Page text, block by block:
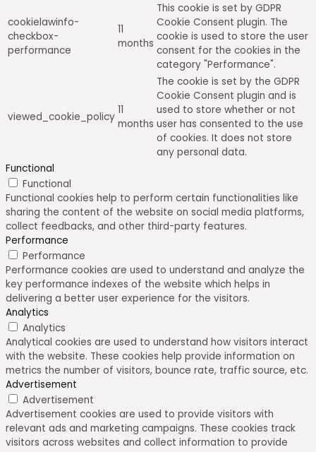
cookielawinfo-
checkbox-
performance
11
months
This cookie is set by GDPR
Cookie Consent plugin. The
cookie is used to store the user
consent for the cookies in the
category "Performance".
viewed_cookie_policy
11
months
The cookie is set by the GDPR
Cookie Consent plugin and is
used to store whether or not
user has consented to the use
of cookies. It does not store
any personal data.
Functional
Functional
Functional cookies help to perform certain functionalities like
sharing the content of the website on social media platforms,
collect feedbacks, and other third-party features.
Performance
Performance
Performance cookies are used to understand and analyze the
key performance indexes of the website which helps in
delivering a better user experience for the visitors.
Analytics
Analytics
Analytical cookies are used to understand how visitors interact
with the website. These cookies help provide information on
metrics the number of visitors, bounce rate, traffic source, etc.
Advertisement
Advertisement
Advertisement cookies are used to provide visitors with
relevant ads and marketing campaigns. These cookies track
visitors across websites and collect information to provide